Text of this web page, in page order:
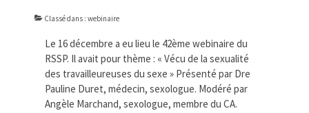
Classé dans : webinaire
Le 16 décembre a eu lieu le 42ème webinaire du
RSSP. Il avait pour thème : « Vécu de la sexualité
des travailleureuses du sexe » Présenté par Dre
Pauline Duret, médecin, sexologue. Modéré par
Angèle Marchand, sexologue, membre du CA.